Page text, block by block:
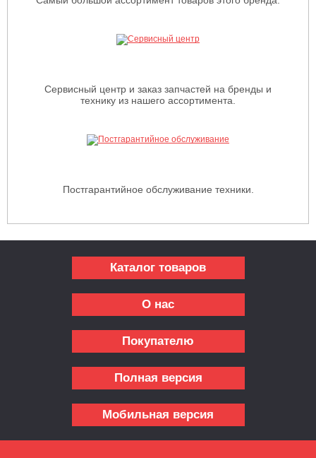
Сервисный центр и заказ запчастей на бренды и
технику из нашего ассортимента.
Постгарантийное обслуживание техники.
Каталог товаров
О нас
Покупателю
Полная версия
Мобильная версия